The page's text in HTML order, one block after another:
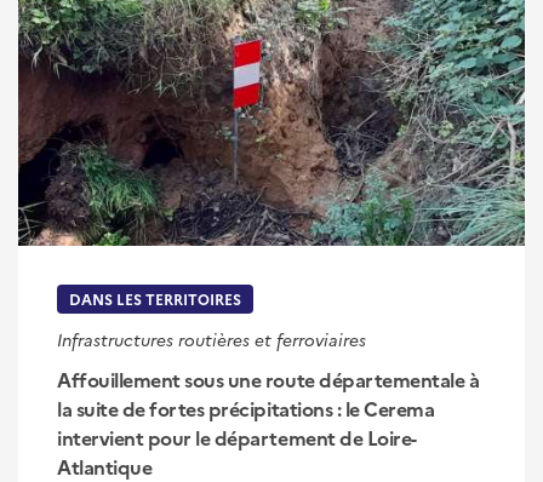
DANS LES TERRITOIRES
Infrastructures routières et ferroviaires
Affouillement sous une route départementale à
la suite de fortes précipitations : le Cerema
intervient pour le département de Loire-
Atlantique